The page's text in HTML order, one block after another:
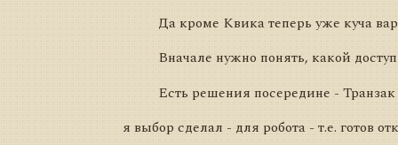
Да кроме Квика теперь уже куча
Вначале нужно понять, какой
Есть решения посередине -
я выбор сделал - для робота - т.е. готов